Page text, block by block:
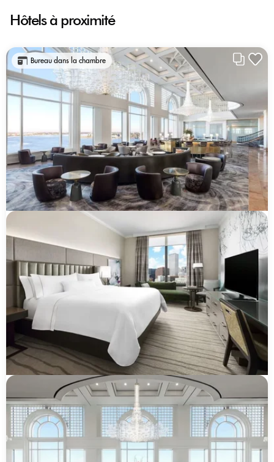
Hôtels à proximité
Bureau dans la chambre